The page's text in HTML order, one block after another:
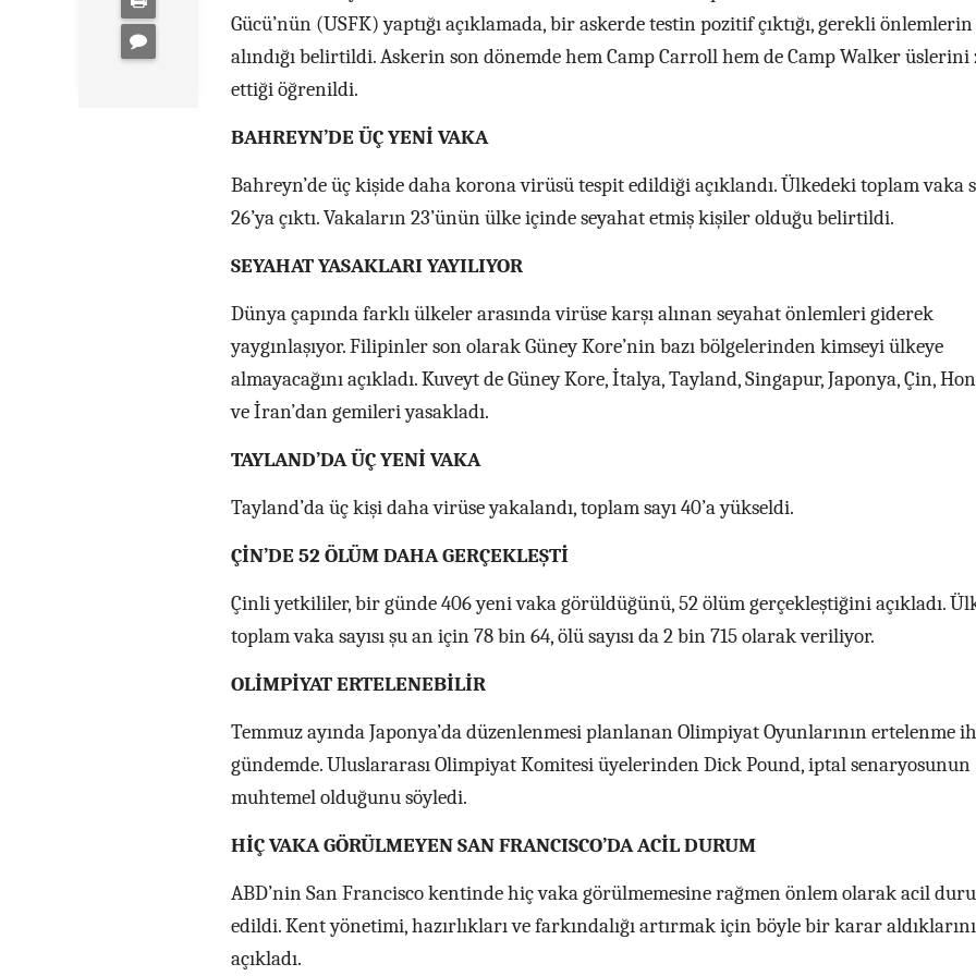
Gücü’nün (USFK) yaptığı açıklamada, bir askerde testin pozitif çıktığı, gerekli önlemlerin
alındığı belirtildi. Askerin son dönemde hem Camp Carroll hem de Camp Walker
ettiği öğrenildi.
BAHREYN’DE ÜÇ YENİ VAKA
Bahreyn’de üç kişide daha korona virüsü tespit edildiği açıklandı. Ülkedeki toplam vaka
26’ya çıktı. Vakaların 23’ünün ülke içinde seyahat etmiş kişiler olduğu belirtildi.
SEYAHAT YASAKLARI YAYILIYOR
Dünya çapında farklı ülkeler arasında virüse karşı alınan seyahat önlemleri giderek
yaygınlaşıyor. Filipinler son olarak Güney Kore’nin bazı bölgelerinden kimseyi ülkeye
almayacağını açıkladı. Kuveyt de Güney Kore, İtalya, Tayland, Singapur, Japonya, Çin,
ve İran’dan gemileri yasakladı.
TAYLAND’DA ÜÇ YENİ VAKA
Tayland’da üç kişi daha virüse yakalandı, toplam sayı 40’a yükseldi.
ÇİN’DE 52 ÖLÜM DAHA GERÇEKLEŞTİ
Çinli yetkililer, bir günde 406 yeni vaka görüldüğünü, 52 ölüm gerçekleştiğini açıkladı.
toplam vaka sayısı şu an için 78 bin 64, ölü sayısı da 2 bin 715 olarak veriliyor.
OLİMPİYAT ERTELENEBİLİR
Temmuz ayında Japonya’da düzenlenmesi planlanan Olimpiyat Oyunlarının ertelenme
gündemde. Uluslararası Olimpiyat Komitesi üyelerinden Dick Pound, iptal senaryosunun
muhtemel olduğunu söyledi.
HİÇ VAKA GÖRÜLMEYEN SAN FRANCISCO’DA ACİL DURUM
ABD’nin San Francisco kentinde hiç vaka görülmemesine rağmen önlem olarak acil
edildi. Kent yönetimi, hazırlıkları ve farkındalığı artırmak için böyle bir karar aldıklarını
açıkladı.